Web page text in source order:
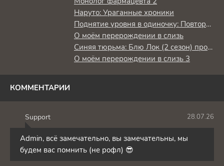
Наруто: Ураганные хроники
Поднятие уровня в одиночку: Повторное пробуждение
О моём перерождении в слизь
Синяя тюрьма: Блю Лок (2 сезон) против юношеской сборной Японии
О моём перерождении в слизь 3
КОММЕНТАРИИ
Support 28.07.26
Admin, всё замечательно, вы замечательны, мы
будем вас помнить (не рофл) 😎